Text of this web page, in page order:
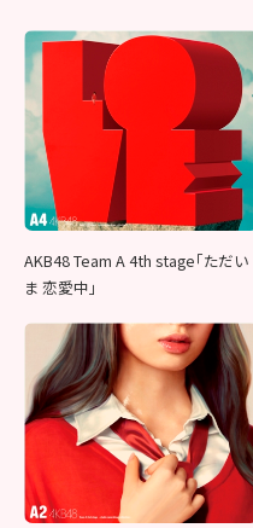
AKB48 Team A 4th stage「ただい
ま 恋愛中」